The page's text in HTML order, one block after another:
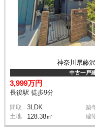
神奈川県藤
中古一戸
3,999万円
長後駅 徒歩9分
間取 3LDK 築
土地 128.38㎡ 建